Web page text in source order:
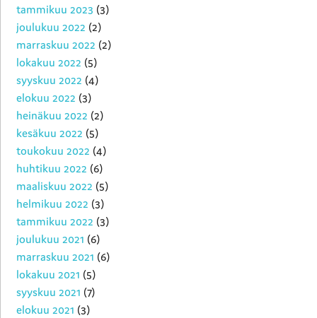
tammikuu 2023 (3)
joulukuu 2022 (2)
marraskuu 2022 (2)
lokakuu 2022 (5)
syyskuu 2022 (4)
elokuu 2022 (3)
heinäkuu 2022 (2)
kesäkuu 2022 (5)
toukokuu 2022 (4)
huhtikuu 2022 (6)
maaliskuu 2022 (5)
helmikuu 2022 (3)
tammikuu 2022 (3)
joulukuu 2021 (6)
marraskuu 2021 (6)
lokakuu 2021 (5)
syyskuu 2021 (7)
elokuu 2021 (3)